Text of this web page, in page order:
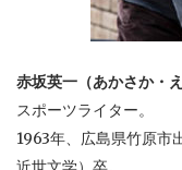
赤坂英一（あかさか・
スポーツライター。
1963年、広島県竹原市